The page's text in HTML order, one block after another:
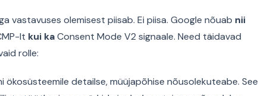
vastavuses olemisest piisab. Ei piisa. Google nõuab nii
lt kui kaConsent Mode V2 signaale. Need täidavad
rolle:
ökosüsteemile detailse, müüjapõhise nõusolekuteabe. See